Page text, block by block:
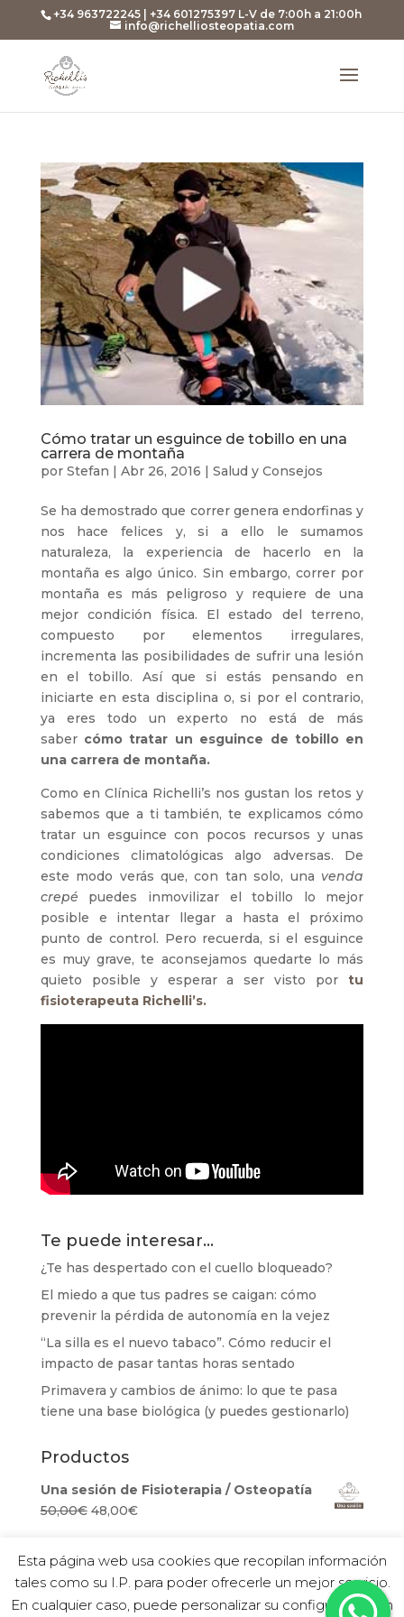
+34 963722245 | +34 601275397 L-V de 7:00h a 21:00h
info@richelliosteopatia.com
Cómo tratar un esguince de tobillo en una
carrera de montaña
por Stefan | Abr 26, 2016 | Salud y Consejos
Se ha demostrado que correr genera endorfinas y
nos hace felices y, si a ello le sumamos
naturaleza, la experiencia de hacerlo en la
montaña es algo único. Sin embargo, correr por
montaña es más peligroso y requiere de una
mejor condición física. El estado del terreno,
compuesto por elementos irregulares,
incrementa las posibilidades de sufrir una lesión
en el tobillo. Así que si estás pensando en
iniciarte en esta disciplina o, si por el contrario,
ya eres todo un experto no está de más
saber cómo tratar un esguince de tobillo en
una carrera de montaña.
Como en Clínica Richelli’s nos gustan los retos y
sabemos que a ti también, te explicamos cómo
tratar un esguince con pocos recursos y unas
condiciones climatológicas algo adversas. De
este modo verás que, con tan solo, unavenda
crepé puedes inmovilizar el tobillo lo mejor
posible e intentar llegar a hasta el próximo
punto de control. Pero recuerda, si el esguince
es muy grave, te aconsejamos quedarte lo más
quieto posible y esperar a ser visto portu
fisioterapeuta Richelli’s.
Te puede interesar…
¿Te has despertado con el cuello bloqueado?
El miedo a que tus padres se caigan: cómo
prevenir la pérdida de autonomía en la vejez
“La silla es el nuevo tabaco”. Cómo reducir el
impacto de pasar tantas horas sentado
Primavera y cambios de ánimo: lo que te pasa
tiene una base biológica (y puedes gestionarlo)
Productos
Una sesión de Fisioterapia / Osteopatía
50,00€ El
50,00€.
48,00€El
48,00€.
Esta página web usa cookies que recopilan información
tales como su I.P. para poder ofrecerle un mejor servicio.
En cualquier caso, puede personalizar su configuración en